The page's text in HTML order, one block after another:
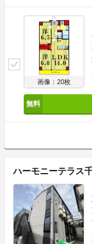
画像：20枚
ハーモニーテラス